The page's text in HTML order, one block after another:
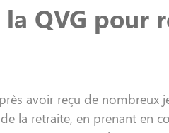
QVG pour
avoir reçu de nombreux
la retraite, en prenant en